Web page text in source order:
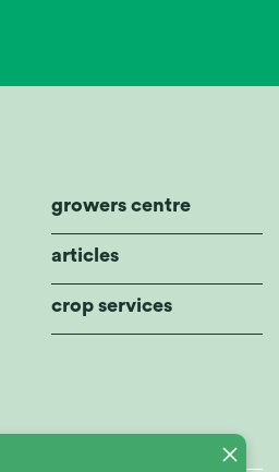
growers centre
articles
crop services